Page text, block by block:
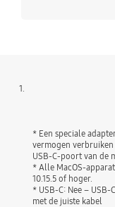
1.
* Een speciale
vermogen
USB-C-poort van de
* Alle MacOS-
10.15.5 of hoger.
* USB-C: Nee –
met de juiste kabel